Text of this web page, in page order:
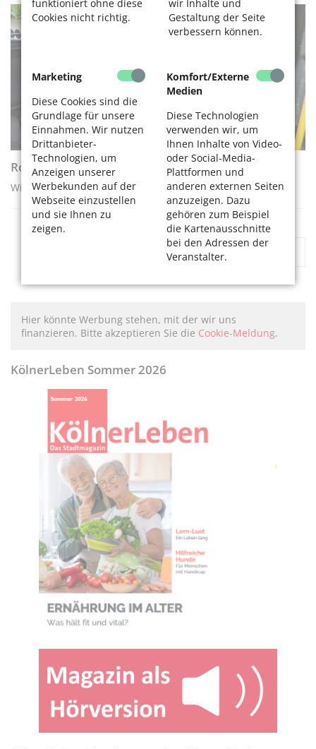
funktioniert ohne diese
Cookies nicht richtig.
wir Inhalte und
Gestaltung der Seite
verbessern können.
Marketing
Diese Cookies sind die
Grundlage für unsere
Einnahmen. Wir nutzen
Drittanbieter-
Technologien, um
Anzeigen unserer
Werbekunden auf der
Webseite einzustellen
und sie Ihnen zu
zeigen.
Komfort/Externe
Medien
Diese Technologien
verwenden wir, um
Ihnen Inhalte von Video-
oder Social-Media-
Plattformen und
anderen externen Seiten
anzuzeigen. Dazu
gehören zum Beispiel
die Kartenausschnitte
bei den Adressen der
Veranstalter.
Rollatortraining - Schritt für Schritt
Wie Sie sicher in den Bus ein- und aussteigen
« 1 2
Hier könnte Werbung stehen, mit der wir uns
finanzieren. Bitte akzeptieren Sie die Cookie-Meldung.
KölnerLeben Sommer 2026